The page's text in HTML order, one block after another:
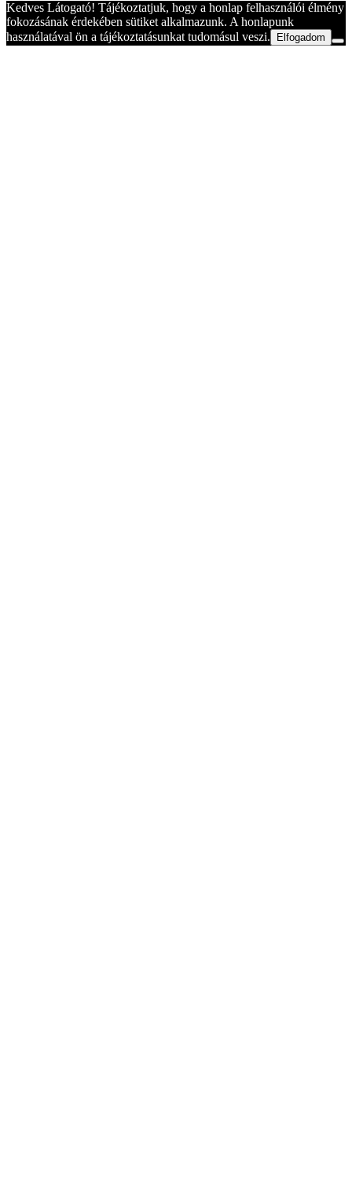
Kedves Látogató! Tájékoztatjuk, hogy a honlap felhasználói élmény
fokozásának érdekében sütiket alkalmazunk. A honlapunk
használatával ön a tájékoztatásunkat tudomásul veszi.
Elfogadom